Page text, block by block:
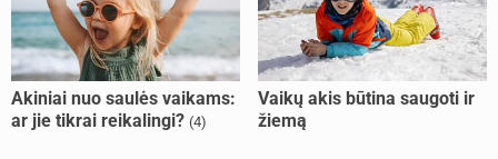
Akiniai nuo saulės vaikams:
ar jie tikrai reikalingi? (4)
Vaikų akis būtina saugoti ir
žiemą